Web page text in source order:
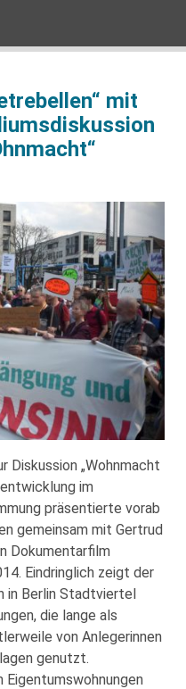
mit
Diskussion „Wohnmacht
im
präsentierte vorab
gemeinsam mit Gertrud
Dokumentarfilm
Eindringlich zeigt der
in Berlin Stadtviertel
die lange als
von Anlegerinnen
genutzt.
Eigentumswohnungen